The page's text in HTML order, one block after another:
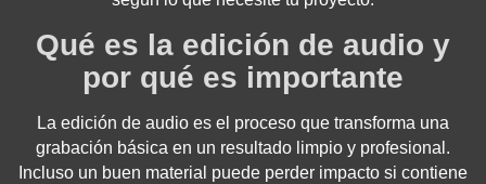
Qué es la edición de audio y
por qué es importante
La edición de audio es el proceso que transforma una
grabación básica en un resultado limpio y profesional.
Incluso un buen material puede perder impacto si contiene